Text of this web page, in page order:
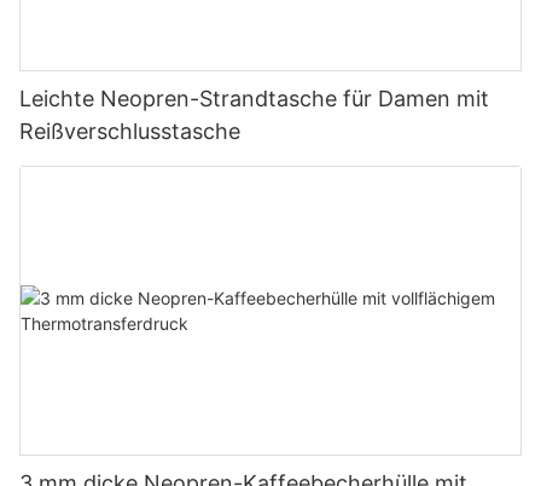
Leichte Neopren-Strandtasche für Damen mit
Reißverschlusstasche